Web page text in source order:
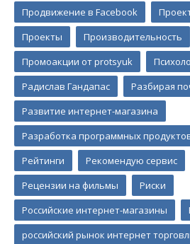
Продвижение в Facebook
Проекты
Производительность
Промоакции от protsyuk
Радислав Гандапас
Разбирая
Развитие интернет-магазина
Разработка программных
Рейтинги
Рекомендую сервис
Рецензии на фильмы
Риски
Российские интернет-магазины
российский рынок интернет